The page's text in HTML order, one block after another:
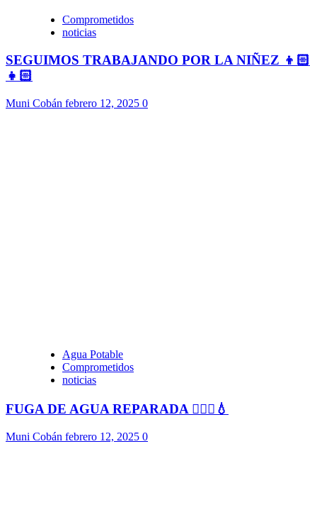
Comprometidos
noticias
SEGUIMOS TRABAJANDO POR LA NIÑEZ 👦🏻
👧🏻
Muni Cobán febrero 12, 2025 0
Agua Potable
Comprometidos
noticias
FUGA DE AGUA REPARADA 👷🏻‍♂️💧
Muni Cobán febrero 12, 2025 0